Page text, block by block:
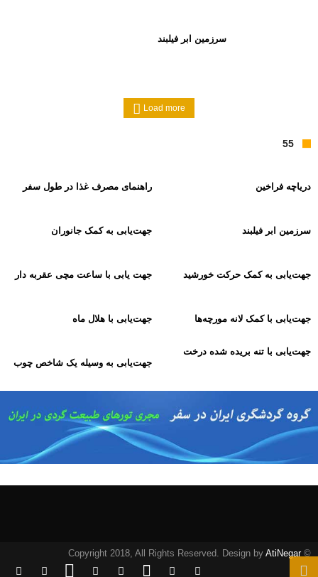
سرزمین ابر فیلبند
Load more
55
دریاچه فراخین راهنمای مصرف غذا در طول سفر
سرزمین ابر فیلبند جهت‌یابی به کمک جانوران
جهت‌یابی به کمک حرکت خورشید جهت یابی با ساعت مچی عقربه دار
جهت‌یابی با کمک لانه مورچه‌ها جهت‌یابی با هلال ماه
جهت‌یابی با تنه بریده شده درخت
جهت‌یابی به وسیله یک شاخص چوب
© Copyright 2018, All Rights Reserved. Design by
AtiNegar